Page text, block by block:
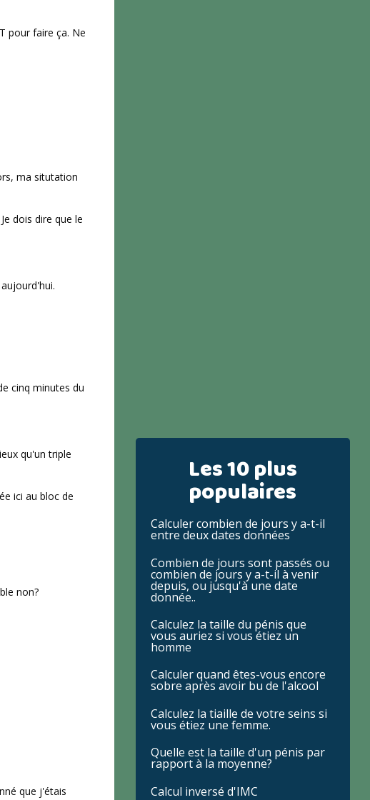
pour faire ça. Ne
ma situtation
dois dire que le
cinq minutes du
qu'un triple
ici au bloc de
non?
que j'étais
Les 10 plus
populaires
Calculer combien de jours y a-t-il
entre deux dates données
Combien de jours sont passés ou
combien de jours y a-t-il à venir
depuis, ou jusqu'à une date
donnée..
Calculez la taille du pénis que
vous auriez si vous étiez un
homme
Calculer quand êtes-vous encore
sobre après avoir bu de l'alcool
Calculez la tiaille de votre seins si
vous étiez une femme.
Quelle est la taille d'un pénis par
rapport à la moyenne?
Calcul inversé d'IMC